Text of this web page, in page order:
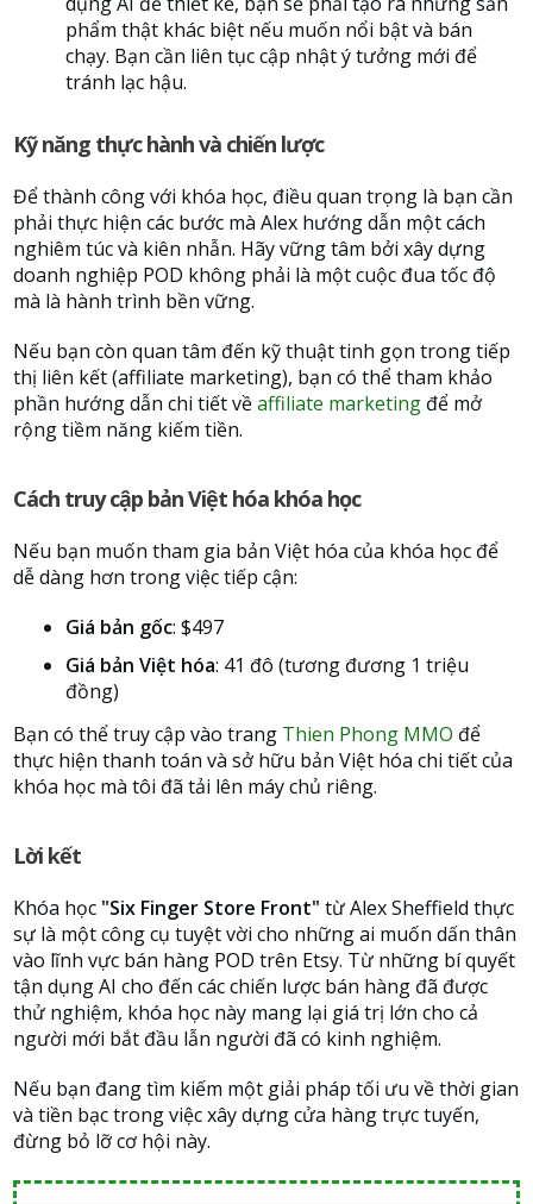
phẩm thật khác biệt nếu muốn nổi bật và bán
chạy. Bạn cần liên tục cập nhật ý tưởng mới để
tránh lạc hậu.
Kỹ năng thực hành và chiến lược
Để thành công với khóa học, điều quan trọng là bạn cần
phải thực hiện các bước mà Alex hướng dẫn một cách
nghiêm túc và kiên nhẫn. Hãy vững tâm bởi xây dựng
doanh nghiệp POD không phải là một cuộc đua tốc độ
mà là hành trình bền vững.
Nếu bạn còn quan tâm đến kỹ thuật tinh gọn trong tiếp
thị liên kết (affiliate marketing), bạn có thể tham khảo
phần hướng dẫn chi tiết vềaffiliate marketing để mở
rộng tiềm năng kiếm tiền.
Cách truy cập bản Việt hóa khóa học
Nếu bạn muốn tham gia bản Việt hóa của khóa học để
dễ dàng hơn trong việc tiếp cận:
Giá bản gốc: $497
Giá bản Việt hóa: 41 đô (tương đương 1 triệu
đồng)
Bạn có thể truy cập vào trang Thien Phong MMO để
thực hiện thanh toán và sở hữu bản Việt hóa chi tiết của
khóa học mà tôi đã tải lên máy chủ riêng.
Lời kết
Khóa học "Six Finger Store Front" từ Alex Sheffield thực
sự là một công cụ tuyệt vời cho những ai muốn dấn thân
vào lĩnh vực bán hàng POD trên Etsy. Từ những bí quyết
tận dụng AI cho đến các chiến lược bán hàng đã được
thử nghiệm, khóa học này mang lại giá trị lớn cho cả
người mới bắt đầu lẫn người đã có kinh nghiệm.
Nếu bạn đang tìm kiếm một giải pháp tối ưu về thời gian
và tiền bạc trong việc xây dựng cửa hàng trực tuyến,
đừng bỏ lỡ cơ hội này.